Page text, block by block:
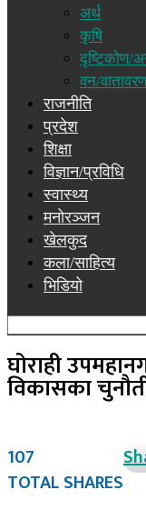
अर्थ
कृषि
दृष्टिकोण/
वन/वातावरण
राजनीति
प्रदेश
शिक्षा
विज्ञान/प्रविधि
स्वास्थ्य
मनोरञ्जन
खेलकुद
कला/साहित्य
भिडियो
घोराही
विकासका
107
TOTAL SHARES